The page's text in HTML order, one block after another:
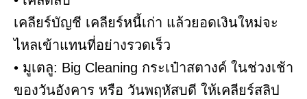
เคลียร์บัญชี เคลียร์หนี้เก่า แล้วยอดเงินใหม่จะ
ไหลเข้าแทนที่อย่างรวดเร็ว
• มูเตลู: Big Cleaning กระเป๋าสตางค์ ในช่วงเช้า
ของวันอังคาร หรือ วันพฤหัสบดี ให้เคลียร์สลิป